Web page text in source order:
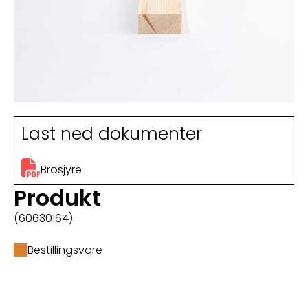
Last ned dokumenter
Brosjyre
Produkt
(60630164)
Bestillingsvare